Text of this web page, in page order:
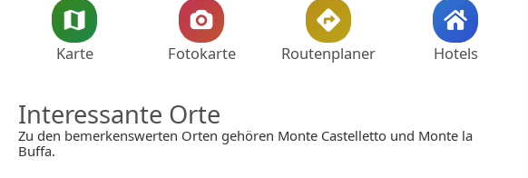
Karte Fotokarte Routenplaner Hotels
Interessante Orte
Zu den bemerkenswerten Orten gehören Monte Castelletto und Monte la
Buffa.